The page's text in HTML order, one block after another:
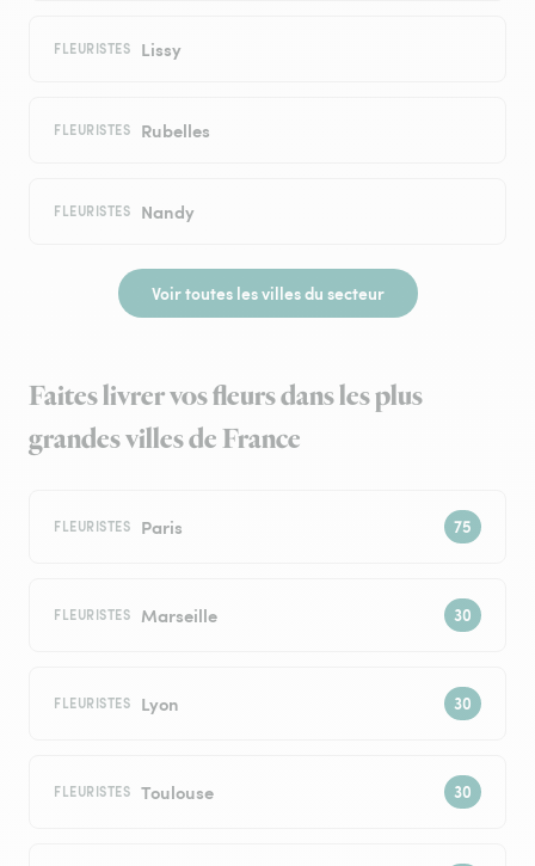
FLEURISTES Lissy
FLEURISTES Rubelles
FLEURISTES Nandy
Voir toutes les villes du secteur
Faites livrer vos fleurs dans les plus
grandes villes de France
FLEURISTES Paris
FLEURISTES Marseille
FLEURISTES Lyon
FLEURISTES Toulouse